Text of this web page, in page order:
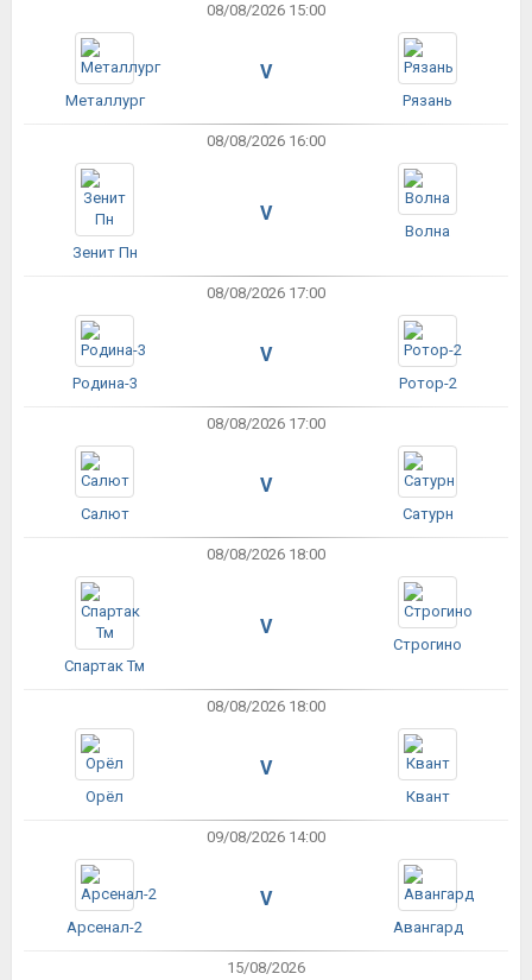
08/08/2026 15:00
Металлург
V
Рязань
08/08/2026 16:00
Зенит Пн
V
Волна
08/08/2026 17:00
Родина-3
V
Ротор-2
08/08/2026 17:00
Салют
V
Сатурн
08/08/2026 18:00
Спартак Тм
V
Строгино
08/08/2026 18:00
Орёл
V
Квант
09/08/2026 14:00
Арсенал-2
V
Авангард
15/08/2026